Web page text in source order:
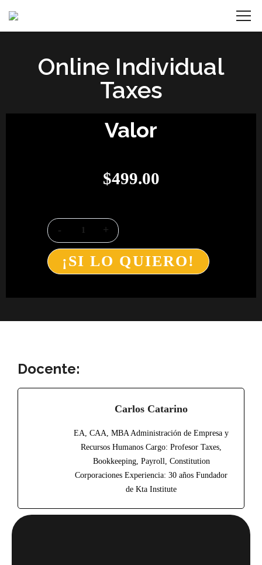
Online Individual
Taxes
Valor
$499.00
¡SI LO QUIERO!
Docente:
Carlos Catarino
EA, CAA, MBA Administración de Empresa y
Recursos Humanos Cargo: Profesor Taxes,
Bookkeeping, Payroll, Constitution
Corporaciones Experiencia: 30 años Fundador
de Kta Institute